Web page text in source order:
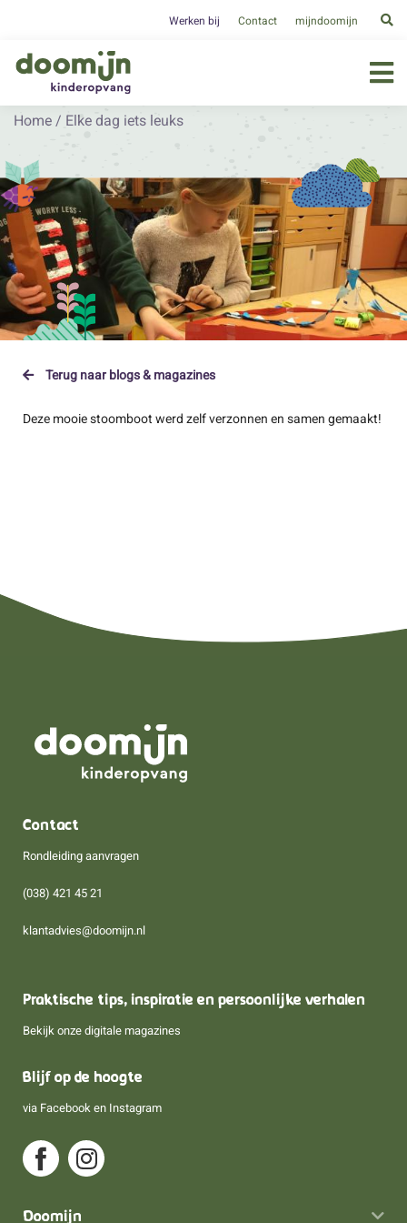
Werken bij Contact mijndoomijn
Home / Elke dag iets leuks
Terug naar blogs & magazines
Deze mooie stoomboot werd zelf verzonnen en samen gemaakt!
Doomijn
Contact
Rondleiding aanvragen
(038) 421 45 21
klantadvies@doomijn.nl
Praktische tips, inspiratie en persoonlijke verhalen
Bekijk onze digitale magazines
Blijf op de hoogte
via Facebook en Instagram